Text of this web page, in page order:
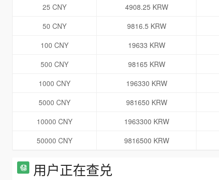
25 CNY
4908.25 KRW
50 CNY
9816.5 KRW
100 CNY
19633 KRW
500 CNY
98165 KRW
1000 CNY
196330 KRW
5000 CNY
981650 KRW
10000 CNY
1963300 KRW
50000 CNY
9816500 KRW
用户正在查兑